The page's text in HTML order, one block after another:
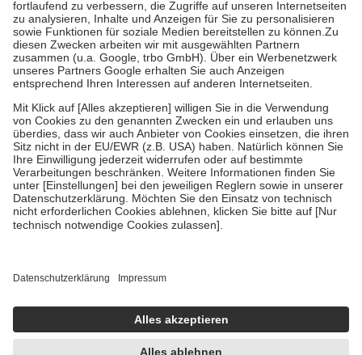
Diese Regeln gelten grundsätzlich auch für Online-Apotheken.
Bei Heilmitteln und häuslicher Krankenpflege beträgt die
Zuzahlung zehn Prozent der Kosten sowie zehn Euro je
Verordnung.
Um das Engagement der Versicherten für ihre eigene Gesundheit zu
stärken und die besondere Stellung der Familie zu unterstützen,
fallenkeine Zuzahlungenan bei:
• Kindern und Jugendlichen bis zum vollendeten 18. Lebensjahr
mit Ausnahme der Fahrkosten
• Untersuchungen zur Vorsorge und Früherkennung, die von der
GKV getragen werden
• empfohlenen Schutzimpfungen
• Harn- und Blutteststreifen
getroffen, um sicherzustellen, dass es sich um echte Bewertungen
https://help.etrusted.com/hc/de/articles/4419944605341
Einige Bilder und Inhalte wurden unter Zuhilfenahme künstlicher